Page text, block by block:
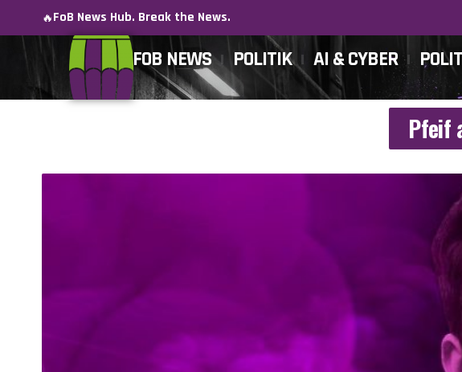
🔥FoB News Hub. Break the News.
FOB NEWS POLITIK AI & CYBER
Pfeif